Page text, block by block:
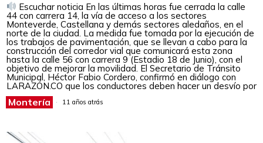
Escuchar noticia En las últimas horas fue cerrada la calle
44 con carrera 14, la vía de acceso a los sectores
Monteverde, Castellana y demás sectores aledaños, en el
norte de la ciudad. La medida fue tomada por la ejecución de
los trabajos de pavimentación, que se llevan a cabo para la
construcción del corredor vial que comunicará esta zona
hasta la calle 56 con carrera 9 (Estadio 18 de Junio), con el
objetivo de mejorar la movilidad. El Secretario de Tránsito
Municipal, Héctor Fabio Cordero, confirmó en diálogo con
LARAZÓN.CO que los conductores deben hacer un desvío por
Montería 11 años atrás